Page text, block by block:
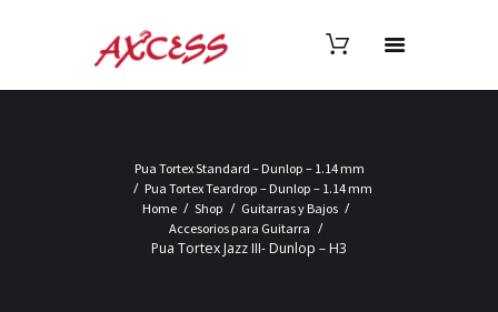
Pua Tortex Standard – Dunlop – 1.14 mm
Pua Tortex Teardrop – Dunlop – 1.14 mm
Home
Shop
Guitarras y Bajos
Accesorios para Guitarra
Pua Tortex Jazz III- Dunlop – H3